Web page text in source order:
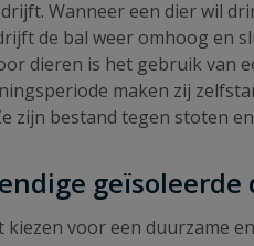
Wanneer een dier wil
de bal weer omhoog
dieren is het gebruik
maken zij
zijn bestand tegen stoten
voor een duurzame